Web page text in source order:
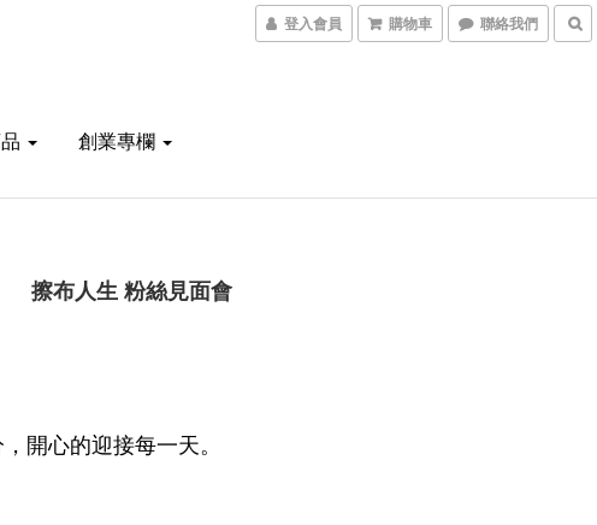
登入會員 購物車 聯絡我們
創業專欄
擦布人生 粉絲見面會
開心的迎接每一天。